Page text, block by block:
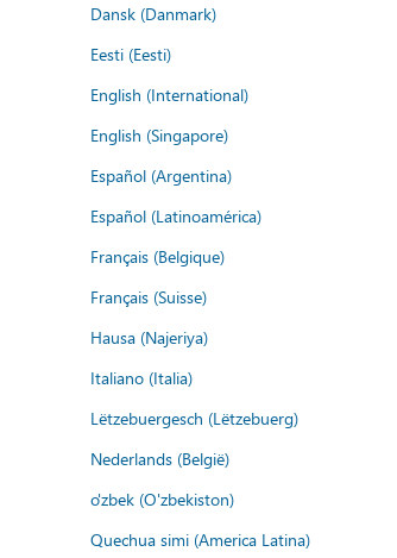
Dansk (Danmark)
Eesti (Eesti)
English (International)
English (Singapore)
Español (Argentina)
Español (Latinoamérica)
Français (Belgique)
Français (Suisse)
Hausa (Najeriya)
Italiano (Italia)
Lëtzebuergesch (Lëtzebuerg)
Nederlands (België)
o'zbek (O'zbekiston)
Quechua simi (America Latina)